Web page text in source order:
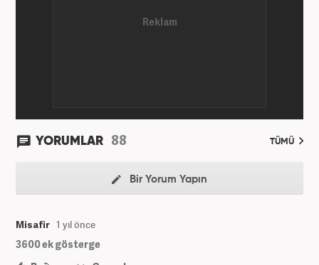
YORUMLAR 88 TÜMÜ
Bir Yorum Yapın
Misafir 1 yıl önce
3600 ek gösterge